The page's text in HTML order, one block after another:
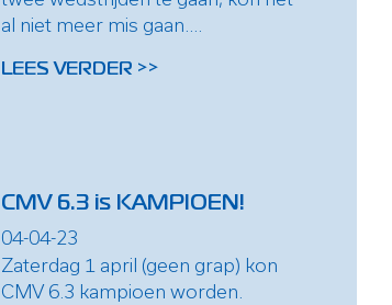
al niet meer mis gaan....
LEES VERDER >>
CMV 6.3 is KAMPIOEN!
04-04-23
Zaterdag 1 april (geen grap) kon
CMV 6.3 kampioen worden.